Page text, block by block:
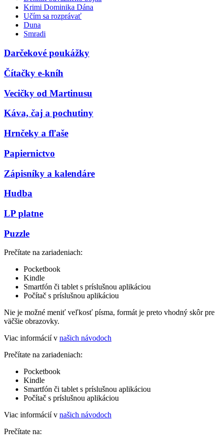
Krimi Dominika Dána
Učím sa rozprávať
Duna
Smradi
Darčekové poukážky
Čítačky e-kníh
Vecičky od Martinusu
Káva, čaj a pochutiny
Hrnčeky a fľaše
Papiernictvo
Zápisníky a kalendáre
Hudba
LP platne
Puzzle
Prečítate na zariadeniach:
Pocketbook
Kindle
Smartfón či tablet s príslušnou aplikáciou
Počítač s príslušnou aplikáciou
Nie je možné meniť veľkosť písma, formát je preto vhodný skôr pre
väčšie obrazovky.
Viac informácií v našich návodoch
Prečítate na zariadeniach:
Pocketbook
Kindle
Smartfón či tablet s príslušnou aplikáciou
Počítač s príslušnou aplikáciou
Viac informácií v našich návodoch
Prečítate na: